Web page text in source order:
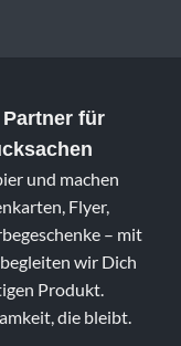
für
und machen
Flyer,
– mit
wir Dich
Produkt.
die bleibt.